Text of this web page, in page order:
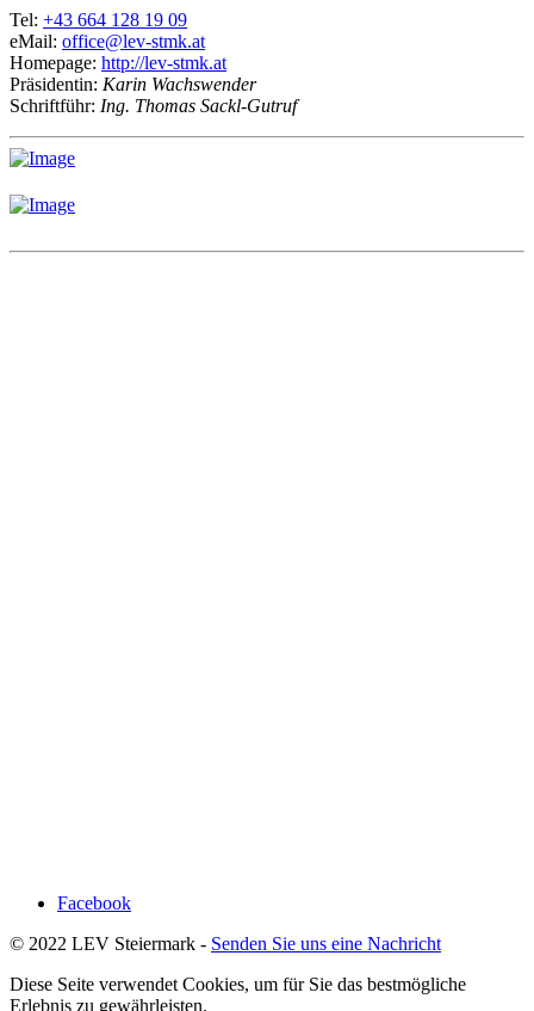
Tel: +43 664 128 19 09
eMail: office@lev-stmk.at
Homepage: http://lev-stmk.at
Präsidentin: Karin Wachswender
Schriftführ: Ing. Thomas Sackl-Gutruf
Facebook
© 2022 LEV Steiermark - Senden Sie uns eine Nachricht
Diese Seite verwendet Cookies, um für Sie das bestmögliche
Erlebnis zu gewährleisten.